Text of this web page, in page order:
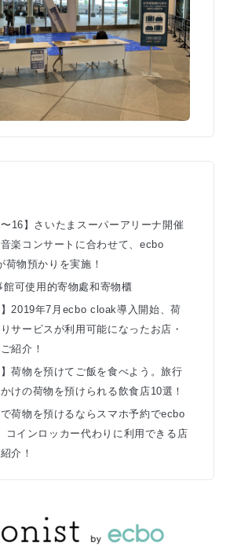
〜16】さいたまスーパーアリーナ開催
楽コンサートに合わせて、ecbo
荷物預かりを実施！
館可使用的寄物處和寄物櫃
】2019年7月ecbo cloak導入開始、荷
サービスが利用可能になったお店・
紹介！
】荷物を預けてご飯を食べよう。旅行
けの荷物を預けられる飲食店10選！
荷物を預けるならスマホ予約でecbo
コインロッカー代わりに利用できる店
介！